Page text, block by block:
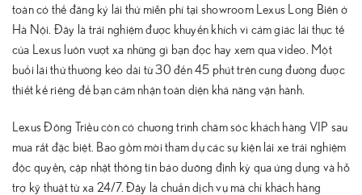
toàn có thể đăng ký lái thử miễn phí tại showroom Lexus Long Biên ở
Hà Nội. Đây là trải nghiệm được khuyến khích vì cảm giác lái thực tế
của Lexus luôn vượt xa những gì bạn đọc hay xem qua video. Một
buổi lái thử thường kéo dài từ 30 đến 45 phút trên cung đường được
thiết kế riêng để bạn cảm nhận toàn diện khả năng vận hành.
Lexus Đông Triều còn có chương trình chăm sóc khách hàng VIP sau
mua rất đặc biệt. Bao gồm mời tham dự các sự kiện lái xe trải nghiệm
độc quyền, cập nhật thông tin bảo dưỡng định kỳ qua ứng dụng và hỗ
trợ kỹ thuật từ xa 24/7. Đây là chuẩn dịch vụ mà chỉ khách hàng